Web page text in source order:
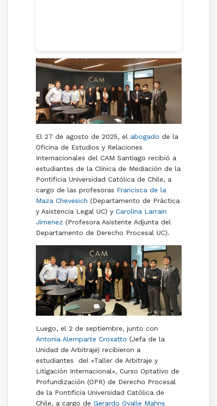
El 27 de agosto de 2025, el abogado de la
Oficina de Estudios y Relaciones
Internacionales del CAM Santiago recibió a
estudiantes de la Clínica de Mediación de la
Pontificia Universidad Católica de Chile, a
cargo de las profesoras Francisca de la
Maza Chevesich (Departamento de Práctica
y Asistencia Legal UC) y Carolina Larrain
Jimenez (Profesora Asistente Adjunta del
Departamento de Derecho Procesal UC).
Luego, el 2 de septiembre, junto con
Antonia Alemparte Croxatto (Jefa de la
Unidad de Arbitraje) recibieron a
estudiantes del «Taller de Arbitraje y
Litigación Internacional», Curso Optativo de
Profundización (OPR) de Derecho Procesal
de la Pontificia Universidad Católica de
Chile, a cargo de Gerardo Ovalle Mahns